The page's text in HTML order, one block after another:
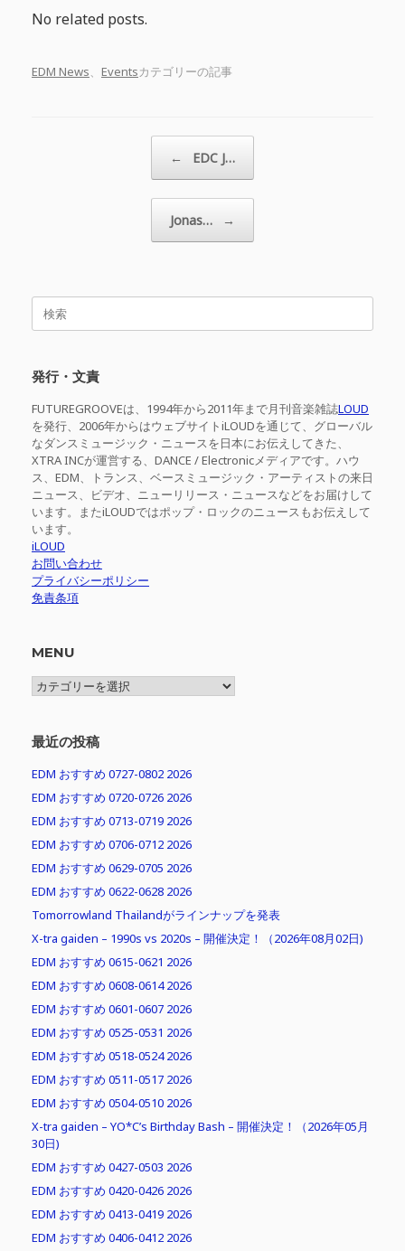
No related posts.
EDM News、 Eventsカテゴリーの記事
← EDC J…
Jonas… →
検
発行・文責
FUTUREGROOVEは、1994年から2011年まで月刊音楽雑誌LOUD
を発行、2006年からはウェブサイトiLOUDを通じて、グローバル
なダンスミュージック・ニュースを日本にお伝えしてきた、
XTRA INCが運営する、DANCE / Electronicメディアです。ハウ
ス、EDM、トランス、ベースミュージック・アーティストの来日
ニュース、ビデオ、ニューリリース・ニュースなどをお届けして
います。またiLOUDではポップ・ロックのニュースもお伝えして
います。
iLOUD
お問い合わせ
プライバシーポリシー
免責条項
MENU
MENU
最近の投稿
EDM おすすめ 0727-0802 2026
EDM おすすめ 0720-0726 2026
EDM おすすめ 0713-0719 2026
EDM おすすめ 0706-0712 2026
EDM おすすめ 0629-0705 2026
EDM おすすめ 0622-0628 2026
Tomorrowland Thailandがラインナップを発表
X-tra gaiden – 1990s vs 2020s – 開催決定！（2026年08月02日)
EDM おすすめ 0615-0621 2026
EDM おすすめ 0608-0614 2026
EDM おすすめ 0601-0607 2026
EDM おすすめ 0525-0531 2026
EDM おすすめ 0518-0524 2026
EDM おすすめ 0511-0517 2026
EDM おすすめ 0504-0510 2026
X-tra gaiden – YO*C’s Birthday Bash – 開催決定！（2026年05月
30日)
EDM おすすめ 0427-0503 2026
EDM おすすめ 0420-0426 2026
EDM おすすめ 0413-0419 2026
EDM おすすめ 0406-0412 2026